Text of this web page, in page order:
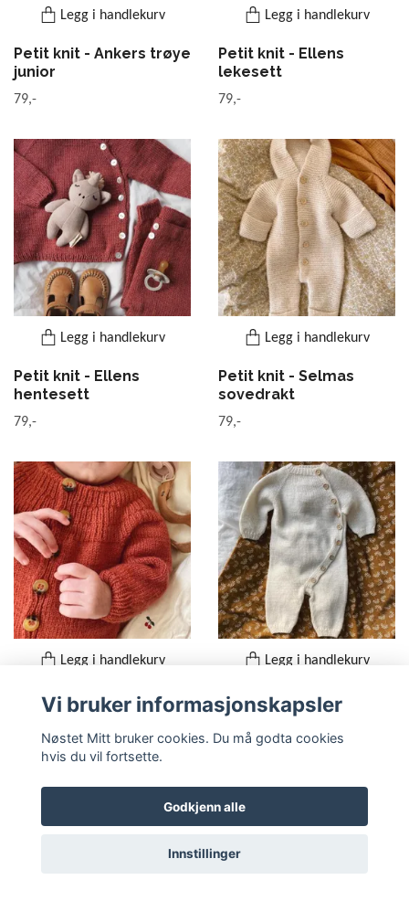
Legg i handlekurv
Petit knit - Ankers trøye
junior
79,-
Legg i handlekurv
Petit knit - Ellens
lekesett
79,-
Legg i handlekurv
Petit knit - Ellens
hentesett
79,-
Legg i handlekurv
Petit knit - Selmas
sovedrakt
79,-
Legg i handlekurv
Petit knit - Ankers
heldrakt
Legg i handlekurv
Petit knit - Monday Suit
Vi bruker informasjonskapsler
Nøstet Mitt bruker cookies. Du må godta cookies
hvis du vil fortsette.
Godkjenn alle
Innstillinger